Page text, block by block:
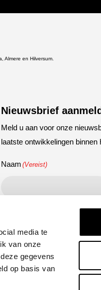
media te
van onze
gegevens
op basis van
Almere en Hilversum.
Nieuwsbrief
Meld u aan voor onze
laatste ontwikkelingen binnen
Naam (Vereist)